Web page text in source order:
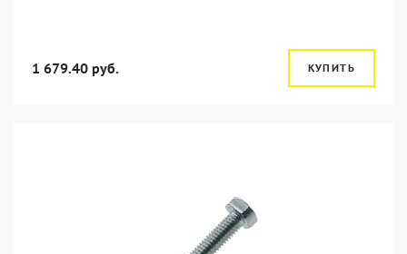
1 679.40 руб. КУПИТЬ